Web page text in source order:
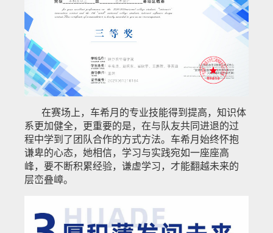
在赛场上，车希月的专业技能得到提高，知识体
系更加健全，更重要的是，在与队友共同进退的过
程中学到了团队合作的方式方法。车希月始终怀抱
谦卑的心态，她相信，学习与实践宛如一座座高
峰，要不断积累经验，谦虚学习，才能翻越未来的
层峦叠嶂。